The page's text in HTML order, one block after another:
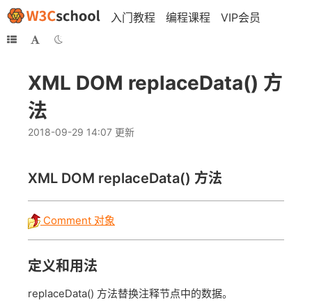
入门教程 编程课程 VIP会员
XML DOM replaceData() 方
法
2018-09-29 14:07 更新
XML DOM replaceData() 方法
Comment 对象
定义和用法
replaceData() 方法替换注释节点中的数据。